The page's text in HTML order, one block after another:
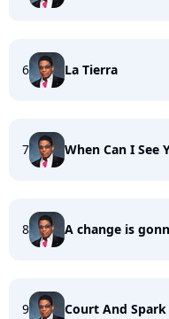
6 La Tierra
7 When Can I See
8 A change is
9 Court And Spark